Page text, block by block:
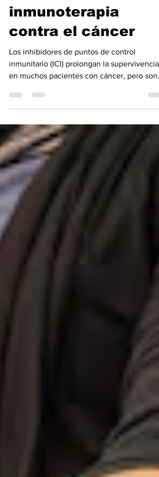
COVID mejoran la
inmunoterapia
Los inhibidores de puntos de control
inmunitario (ICI) prolongan la supervivencia
personalizadas de ARNm contra el cáncer
sensibilizan a los tumores a las ICI al dirigir
los ataques inmunitarios contra antígenos
preseleccionados, las vacunas
están limitadas por procesos de fabricación
complejos y que requieren mucho tiempo. En
un desarrollo que podr